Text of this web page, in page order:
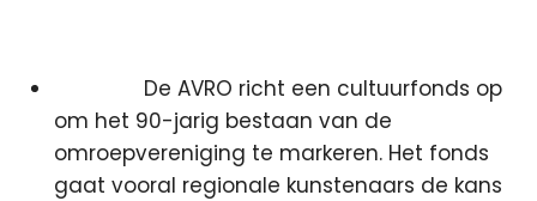
De AVRO richt een cultuurfonds op
om het 90-jarig bestaan van de
omroepvereniging te markeren. Het fonds
gaat vooral regionale kunstenaars de kans